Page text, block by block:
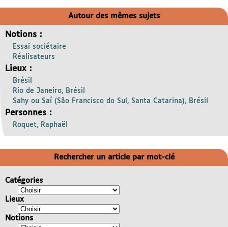
Autour des mêmes sujets
Notions :
Essai sociétaire
Réalisateurs
Lieux :
Brésil
Rio de Janeiro, Brésil
Sahy ou Saí (São Francisco do Sul, Santa Catarina), Brésil
Personnes :
Roquet, Raphaël
Rechercher un article par mot-clé
Catégories
Lieux
Notions